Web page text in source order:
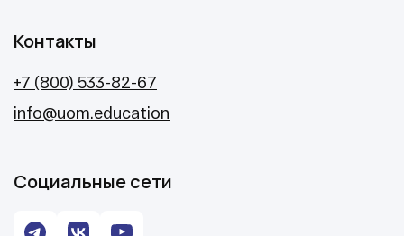
Контакты
Социальные сети
+7 (800) 533-82-67
info@uom.education